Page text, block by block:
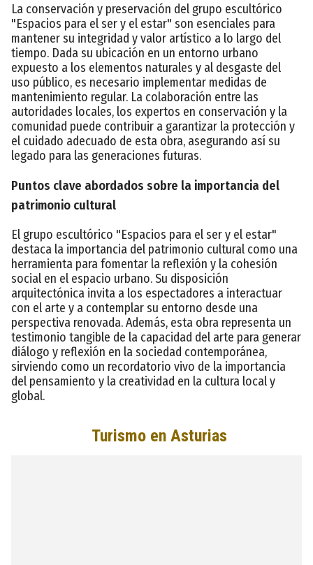
La conservación y preservación del grupo escultórico
"Espacios para el ser y el estar" son esenciales para
mantener su integridad y valor artístico a lo largo del
tiempo. Dada su ubicación en un entorno urbano
expuesto a los elementos naturales y al desgaste del
uso público, es necesario implementar medidas de
mantenimiento regular. La colaboración entre las
autoridades locales, los expertos en conservación y la
comunidad puede contribuir a garantizar la protección y
el cuidado adecuado de esta obra, asegurando así su
legado para las generaciones futuras.
Puntos clave abordados sobre la importancia del
patrimonio cultural
El grupo escultórico "Espacios para el ser y el estar"
destaca la importancia del patrimonio cultural como una
herramienta para fomentar la reflexión y la cohesión
social en el espacio urbano. Su disposición
arquitectónica invita a los espectadores a interactuar
con el arte y a contemplar su entorno desde una
perspectiva renovada. Además, esta obra representa un
testimonio tangible de la capacidad del arte para generar
diálogo y reflexión en la sociedad contemporánea,
sirviendo como un recordatorio vivo de la importancia
del pensamiento y la creatividad en la cultura local y
global.